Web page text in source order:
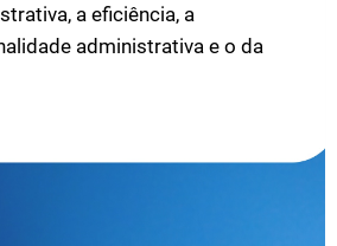
a eficiência, a
administrativa e o da